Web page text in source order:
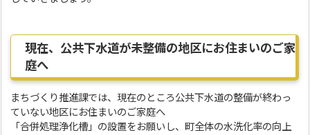
現在、公共下水道が未整備の地区にお住まいのご家
庭へ
まちづくり推進課では、現在のところ公共下水道の整備が終わっ
ていない地区にお住まいのご家庭へ
「合併処理浄化槽」の設置をお願いし、町全体の水洗化率の向上